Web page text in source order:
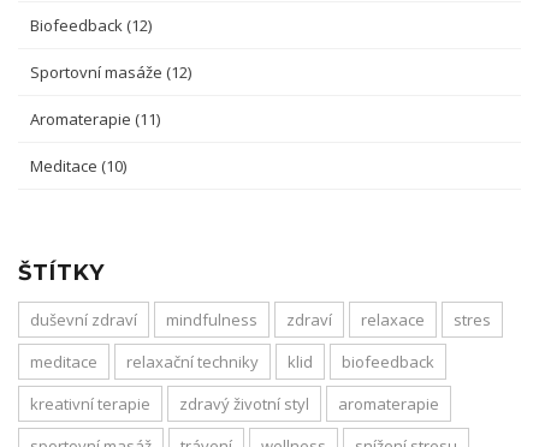
Biofeedback (12)
Sportovní masáže (12)
Aromaterapie (11)
Meditace (10)
ŠTÍTKY
duševní zdraví mindfulness zdraví relaxace
stres
meditace
relaxační techniky klid
biofeedback
kreativní terapie
zdravý životní styl
aromaterapie